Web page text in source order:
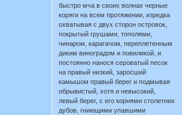
быстро мча в своих волнах черные
коряги на всем протяжении, изредка
охватывая с двух сторон островок,
покрытый грушами, тополями,
чинаром, карагачом, переплетенным
диким виноградом и повиликой, и
постоянно нанося сероватый песок
на правый низкий, заросший
камышом правый берег и подмывая
обрывистый, хотя и невысокий,
левый берег, с его корнями столетних
дубов, гниющими упавшими